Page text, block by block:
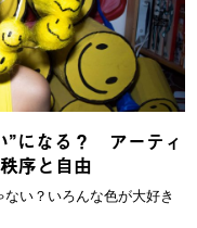
”になる？ アーティ
序と自由
い？いろんな色が大好き